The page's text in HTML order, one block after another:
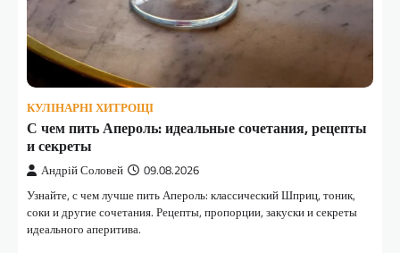
КУЛІНАРНІ ХИТРОЩІ
С чем пить Апероль: идеальные сочетания, рецепты
и секреты
Андрій Соловей 09.08.2026
Узнайте, с чем лучше пить Апероль: классический Шприц, тоник,
соки и другие сочетания. Рецепты, пропорции, закуски и секреты
идеального аперитива.